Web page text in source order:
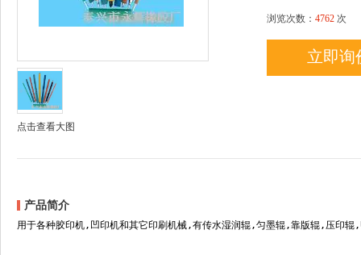
点击查看大图
浏览次数： 4762 次
立即询
产品简介
用于各种胶印机,凹印机和其它印刷机械,有传水湿润辊,匀墨辊,靠版辊,压印辊